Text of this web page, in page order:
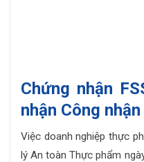
Chứng nhận
nhận Công
Việc doanh nghiệp thực
lý An toàn Thực phẩm